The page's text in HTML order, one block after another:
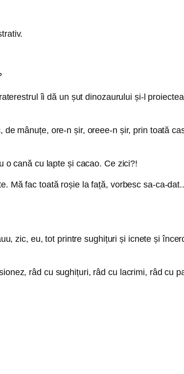
îi dă un șut dinozaurului și-l
mânuțe, ore-n șir, oreee-n șir, prin toată
cană cu lapte și cacao. Ce zici?!
Mă fac toată roșie la față, vorbesc sa-ca-
zic, eu, tot printre sughițuri și icnete și
râd cu sughițuri, râd cu lacrimi, râd cu